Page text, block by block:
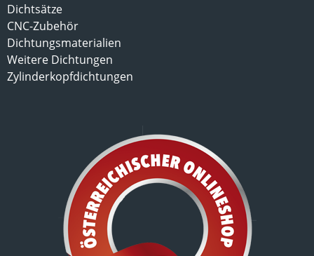
Dichtsätze
CNC-Zubehör
Dichtungsmaterialien
Weitere Dichtungen
Zylinderkopfdichtungen